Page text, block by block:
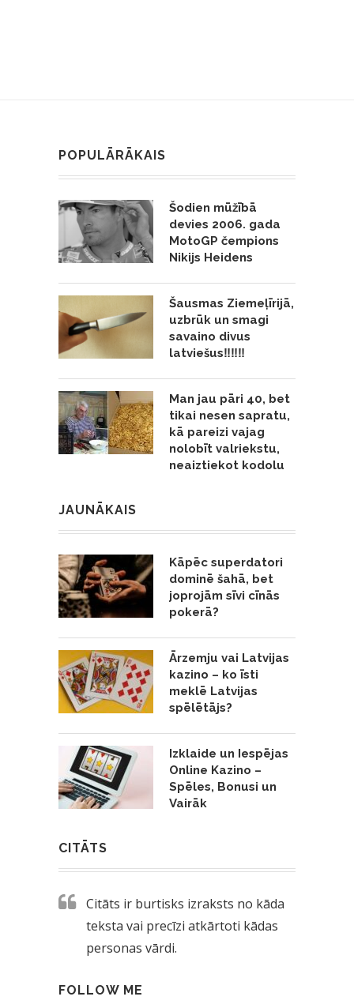
POPULĀRĀKAIS
Šodien mūžībā
devies 2006. gada
MotoGP čempions
Nikijs Heidens
Šausmas Ziemeļīrijā,
uzbrūk un smagi
savaino divus
latviešus‼️‼️‼️
Man jau pāri 40, bet
tikai nesen sapratu,
kā pareizi vajag
nolobīt valriekstu,
neaiztiekot kodolu
JAUNĀKAIS
Kāpēc superdatori
dominē šahā, bet
joprojām sīvi cīnās
pokerā?
Ārzemju vai Latvijas
kazino – ko īsti
meklē Latvijas
spēlētājs?
Izklaide un Iespējas
Online Kazino –
Spēles, Bonusi un
Vairāk
CITĀTS
Citāts ir burtisks izraksts no kāda
teksta vai precīzi atkārtoti kādas
personas vārdi.
FOLLOW ME